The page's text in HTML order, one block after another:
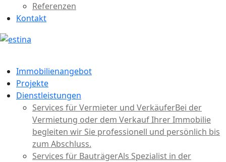
Referenzen
Kontakt
Immobilienangebot
Projekte
Dienstleistungen
Services für Vermieter und VerkäuferBei der
Vermietung oder dem Verkauf Ihrer Immobilie
begleiten wir Sie professionell und persönlich bis
zum Abschluss.
Services für BauträgerAls Spezialist in der